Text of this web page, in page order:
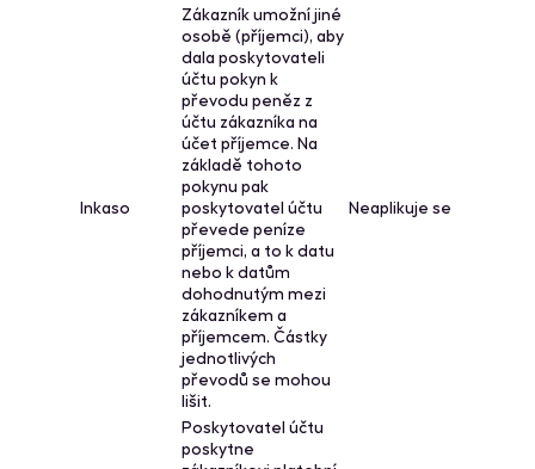
Inkaso
Zákazník umožní jiné
osobě (příjemci), aby
dala poskytovateli
účtu pokyn k
převodu peněz z
účtu zákazníka na
účet příjemce. Na
základě tohoto
pokynu pak
poskytovatel účtu
převede peníze
příjemci, a to k datu
nebo k datům
dohodnutým mezi
zákazníkem a
příjemcem. Částky
jednotlivých
převodů se mohou
lišit.
Neaplikuje se
Poskytovatel účtu
poskytne